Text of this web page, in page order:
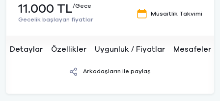
11.000 TL/Gece
Gecelik başlayan fiyatlar
Müsaitlik Takvimi
Detaylar Özellikler Uygunluk / Fiyatlar Mesafeler
Arkadaşların ile paylaş